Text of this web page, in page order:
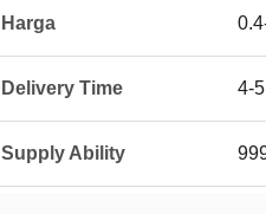
Harga
Delivery Time 4-
Supply Ability